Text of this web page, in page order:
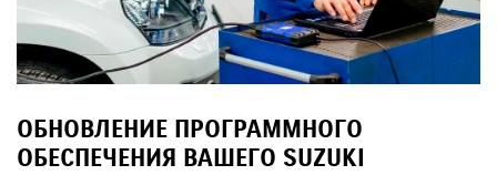
ОБНОВЛЕНИЕ ПРОГРАММНОГО
ОБЕСПЕЧЕНИЯ ВАШЕГО SUZUKI